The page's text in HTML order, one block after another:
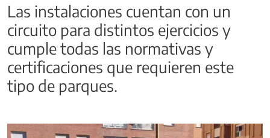
Las instalaciones cuentan con un
circuito para distintos ejercicios y
cumple todas las normativas y
certificaciones que requieren este
tipo de parques.